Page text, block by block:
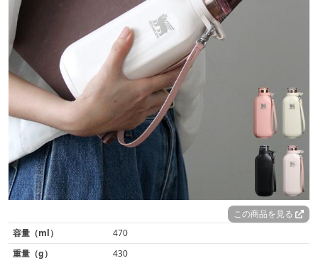
この商品を見る
容量（ml）
470
重量（g）
430